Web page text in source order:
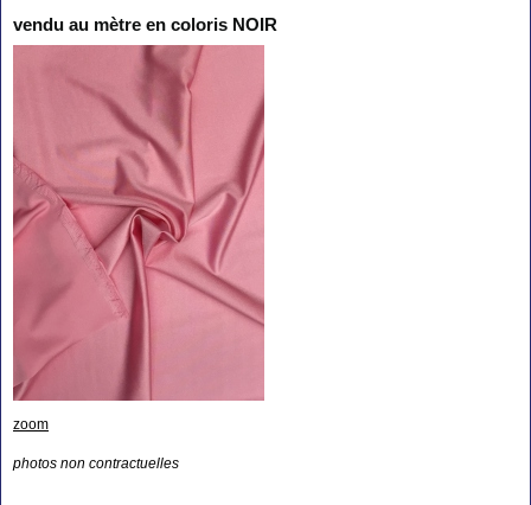
vendu au mètre en coloris NOIR
zoom
photos non contractuelles